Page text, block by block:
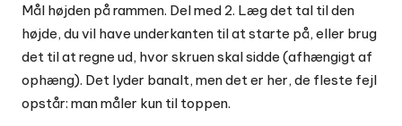
Mål højden på rammen. Del med 2. Læg det tal til den
højde, du vil have underkanten til at starte på, eller brug
det til at regne ud, hvor skruen skal sidde (afhængigt af
ophæng). Det lyder banalt, men det er her, de fleste fejl
opstår: man måler kun til toppen.